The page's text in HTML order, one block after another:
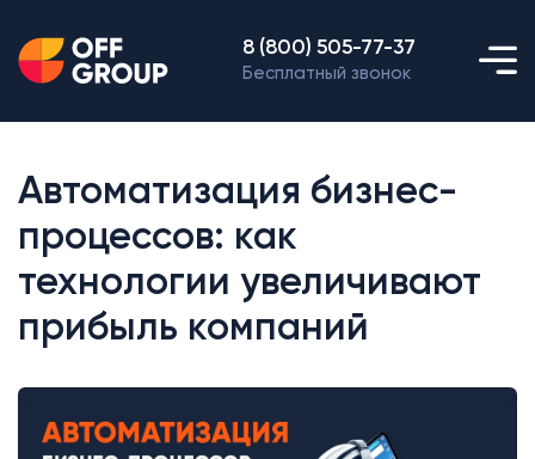
8 (800) 505-77-37
Бесплатный звонок
Автоматизация бизнес-
процессов: как
технологии увеличивают
прибыль компаний